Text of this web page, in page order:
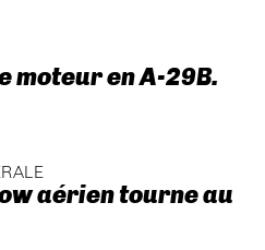
moteur en A-29B.
aérien tourne au